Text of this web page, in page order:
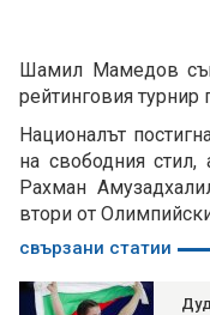
Шамил Мамедов
рейтинговия
Националът
на свободния
Рахман
втори от
свързани статии